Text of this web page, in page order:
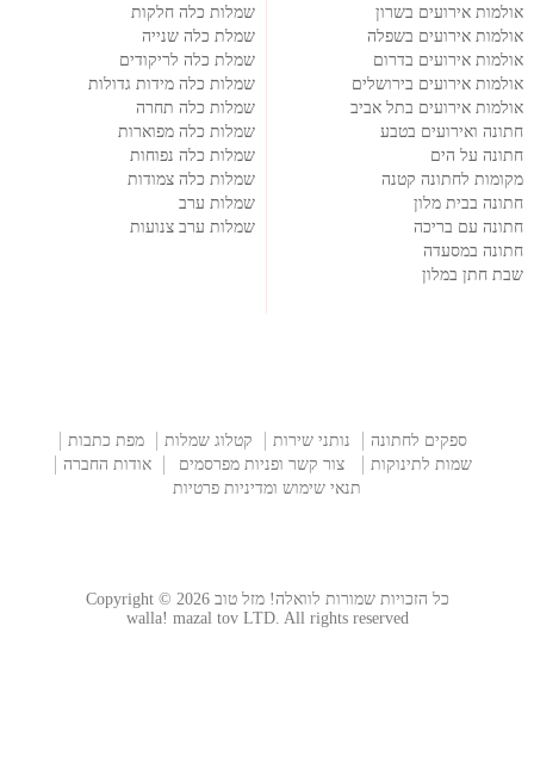
אולמות אירועים בשרון
אולמות אירועים בשפלה
אולמות אירועים בדרום
אולמות אירועים בירושלים
אולמות אירועים בתל אביב
חתונה ואירועים בטבע
חתונה על הים
מקומות לחתונה קטנה
חתונה בבית מלון
חתונה עם בריכה
חתונה במסעדה
שבת חתן במלון
שמלות כלה חלקות
שמלת כלה שנייה
שמלת כלה לריקודים
שמלות כלה מידות גדולות
שמלות כלה תחרה
שמלות כלה מפוארות
שמלות כלה נפוחות
שמלות כלה צמודות
שמלות ערב
שמלות ערב צנועות
ספקים לחתונה נותני שירות קטלוג שמלות
מפת כתבות
שמות לתינוקות
צור קשר ופניות מפרסמים
אודות החברה
תנאי שימוש ומדיניות פרטיות
כל הזכויות שמורות לוואלה! מזל טוב Copyright © 2026
walla! mazal tov LTD. All rights reserved